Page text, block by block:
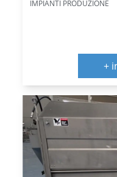
IMPIANTI PRODUZIONE
+